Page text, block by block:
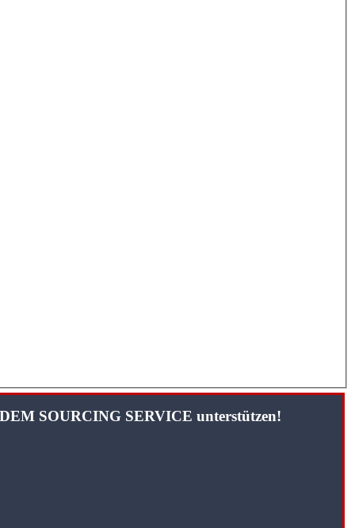
SOURCING SERVICE unterstützen!